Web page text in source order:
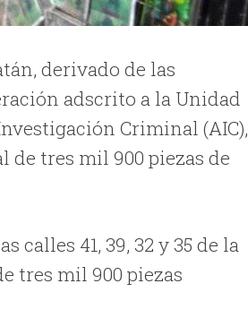
derivado de las
adscrito a la Unidad
Criminal (AIC),
de tres mil 900 piezas de
calles 41, 39, 32 y 35 de la
tres mil 900 piezas